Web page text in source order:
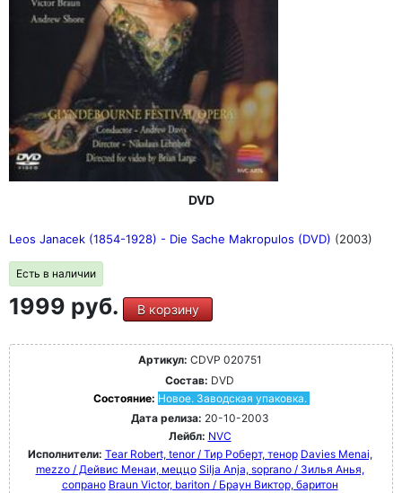
DVD
Leos Janacek (1854-1928) - Die Sache Makropulos (DVD) (2003)
Есть в наличии
1999 руб. В корзину
Артикул: CDVP 020751
Состав: DVD
Состояние: Новое. Заводская упаковка.
Дата релиза: 20-10-2003
Лейбл: NVC
Исполнители: Tear Robert, tenor / Тир Роберт, тенор Davies Menai,
mezzo / Дейвис Менаи, меццо Silja Anja, soprano / Зилья Анья,
сопрано Braun Victor, bariton / Браун Виктор, баритон